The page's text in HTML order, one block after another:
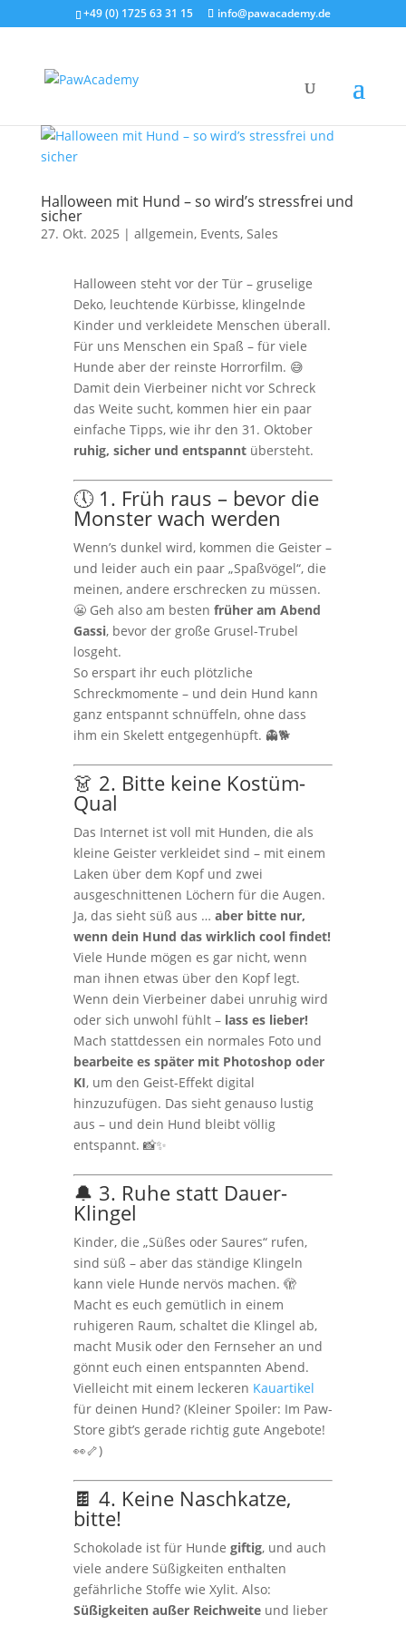
+49 (0) 1725 63 31 15 info@pawacademy.de
Halloween mit Hund – so wird’s stressfrei und
sicher
27. Okt. 2025 | allgemein, Events, Sales
Halloween steht vor der Tür – gruselige
Deko, leuchtende Kürbisse, klingelnde
Kinder und verkleidete Menschen überall.
Für uns Menschen ein Spaß – für viele
Hunde aber der reinste Horrorfilm. 😅
Damit dein Vierbeiner nicht vor Schreck
das Weite sucht, kommen hier ein paar
einfache Tipps, wie ihr den 31. Oktober
ruhig, sicher und entspanntübersteht.
🕔 1. Früh raus – bevor die
Monster wach werden
Wenn’s dunkel wird, kommen die Geister –
und leider auch ein paar „Spaßvögel“, die
meinen, andere erschrecken zu müssen.
😬 Geh also am besten früher am Abend
Gassi, bevor der große Grusel-Trubel
losgeht.
So erspart ihr euch plötzliche
Schreckmomente – und dein Hund kann
ganz entspannt schnüffeln, ohne dass
ihm ein Skelett entgegenhüpft. 👻🐕
👗 2. Bitte keine Kostüm-
Qual
Das Internet ist voll mit Hunden, die als
kleine Geister verkleidet sind – mit einem
Laken über dem Kopf und zwei
ausgeschnittenen Löchern für die Augen.
Ja, das sieht süß aus … aber bitte nur,
wenn dein Hund das wirklich cool findet!
Viele Hunde mögen es gar nicht, wenn
man ihnen etwas über den Kopf legt.
Wenn dein Vierbeiner dabei unruhig wird
oder sich unwohl fühlt – lass es lieber!
Mach stattdessen ein normales Foto und
bearbeite es später mit Photoshop oder
KI, um den Geist-Effekt digital
hinzuzufügen. Das sieht genauso lustig
aus – und dein Hund bleibt völlig
entspannt. 📸✨
🔔 3. Ruhe statt Dauer-
Klingel
Kinder, die „Süßes oder Saures“ rufen,
sind süß – aber das ständige Klingeln
kann viele Hunde nervös machen. 🫣
Macht es euch gemütlich in einem
ruhigeren Raum, schaltet die Klingel ab,
macht Musik oder den Fernseher an und
gönnt euch einen entspannten Abend.
Vielleicht mit einem leckeren Kauartikel
für deinen Hund? (Kleiner Spoiler: Im Paw-
Store gibt’s gerade richtig gute Angebote!
👀🦴)
🍫 4. Keine Naschkatze,
bitte!
Schokolade ist für Hunde giftig, und auch
viele andere Süßigkeiten enthalten
gefährliche Stoffe wie Xylit. Also:
Süßigkeiten außer Reichweiteund lieber